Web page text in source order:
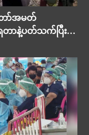
ော်အမတ်
နဲ့ပတ်သက်ပြီး
းဖမ်းဆီး